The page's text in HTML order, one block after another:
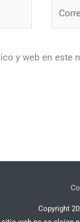
y web en este
Copyright